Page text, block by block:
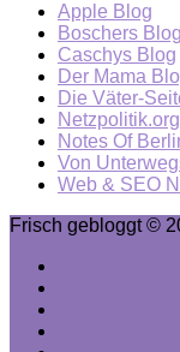
Apple Blog
Boschers Blog
Caschys Blog
Der Mama
Die Väter-
Netzpolitik.org
Notes Of
Von
Web & SEO
Frisch gebloggt ©